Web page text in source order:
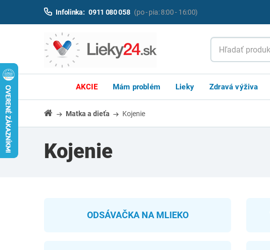
Infolinka: 0911 080 058 (po - pia: 8:00 - 16:00)
AKCIE Mám problém Lieky Zdravá výživa
Matka a dieťa Kojenie
Kojenie
ODSÁVAČKA NA MLIEKO